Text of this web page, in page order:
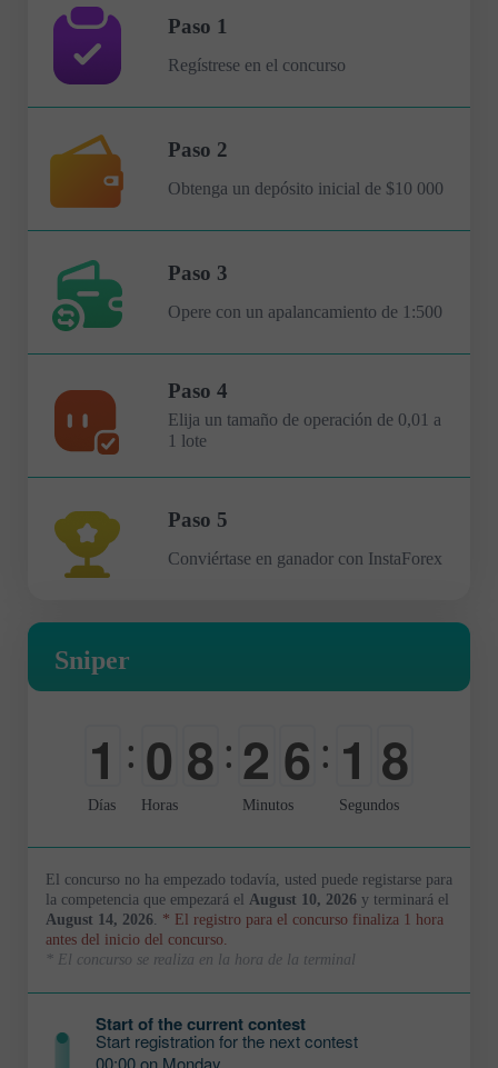
Paso 1
Regístrese en el concurso
Paso 2
Obtenga un depósito inicial de $10 000
Paso 3
Opere con un apalancamiento de 1:500
Paso 4
Elija un tamaño de operación de 0,01 a
1 lote
Paso 5
Conviértase en ganador con InstaForex
Sniper
1
0
: 0
-
8 : 2
0
6
0
: 1
2
7
8
Días Horas Minutos Segundos
El concurso no ha empezado todavía, usted puede registarse para
la competencia que empezará el August 10, 2026 y terminará el
August 14, 2026 * El registro para el concurso finaliza 1 hora
antes del inicio del concurso.
* El concurso se realiza en la hora de la terminal
Start of the current contest
Start registration for the next contest
00:00 on Monday